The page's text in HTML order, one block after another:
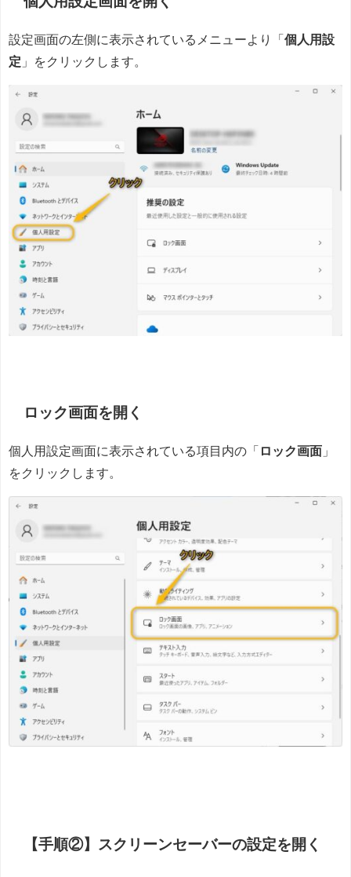
設定画面の左側に表示されているメニューより「 個人用設
定 」をクリックします。
ロック画面を開く
個人用設定画面に表示されている項目内の「 ロック画面 」
をクリックします。
【手順②】スクリーンセーバーの設定を開く